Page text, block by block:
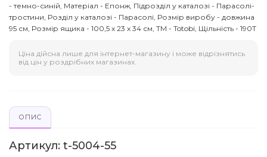
- темно-синій, Матеріал - Епонж, Підрозділ у каталозі - Парасолі-
тростини, Розділ у каталозі - Парасолі, Розмір виробу - довжина
95 см, Розмір ящика - 100,5 х 23 х 34 см, ТМ - Totobi, Щільність - 190Т
Ціна дійсна лише для інтернет-магазину і може відрізнятись
від цін у роздрібних магазинах.
ОПИС
Артикул: t-5004-55